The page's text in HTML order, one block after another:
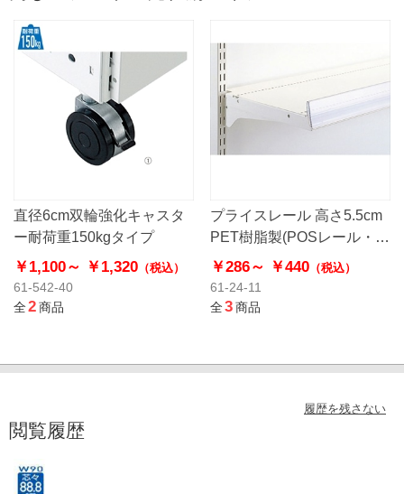
直径6cm双輪強化キャスタ
ー耐荷重150kgタイプ
￥1,100～ ￥1,320 （税込）
61-542-40
全2商品
プライスレール 高さ5.5cm
PET樹脂製(POSレール・棚
用こぼれ止め)
￥286～ ￥440（税込）
61-24-11
全3商品
履歴を残さない
閲覧履歴